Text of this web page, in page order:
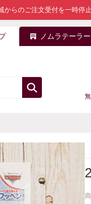
らのご注文受付を一時停
ノムラテーラ